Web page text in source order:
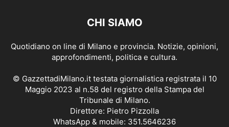
CHI SIAMO
Quotidiano on line di Milano e provincia. Notizie, opinioni,
approfondimenti, politica e cultura.
© GazzettadiMilano.it testata giornalistica registrata il 10
Maggio 2023 al n.58 del registro della Stampa del
Tribunale di Milano.
Direttore: Pietro Pizzolla
WhatsApp & mobile: 351.5646236